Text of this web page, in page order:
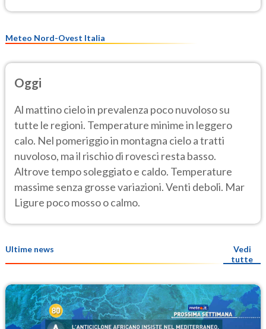
Meteo Nord-Ovest Italia
Oggi
Al mattino cielo in prevalenza poco nuvoloso su
tutte le regioni. Temperature minime in leggero
calo. Nel pomeriggio in montagna cielo a tratti
nuvoloso, ma il rischio di rovesci resta basso.
Altrove tempo soleggiato e caldo. Temperature
massime senza grosse variazioni. Venti deboli. Mar
Ligure poco mosso o calmo.
Ultime news
Vedi
tutte